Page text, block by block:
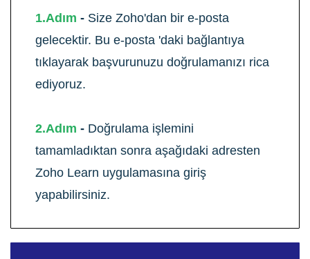
1.Adım - Size Zoho'dan bir e-posta
gelecektir. Bu e-posta 'daki bağlantıya
tıklayarak başvurunuzu doğrulamanızı rica
ediyoruz.
2.Adım - Doğrulama işlemini
tamamladıktan sonra aşağıdaki adresten
Zoho Learn uygulamasına giriş
yapabilirsiniz.